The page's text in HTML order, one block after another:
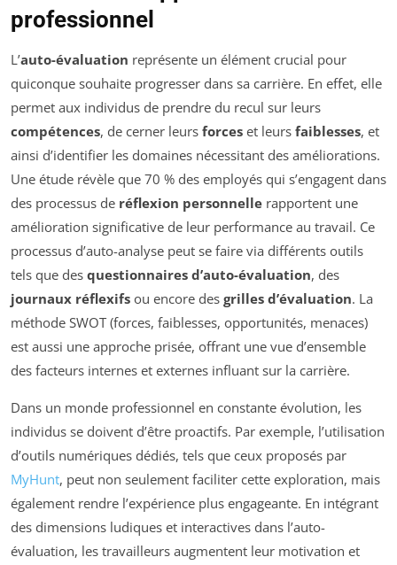
professionnel
L’auto-évaluation représente un élément crucial pour
quiconque souhaite progresser dans sa carrière. En effet, elle
permet aux individus de prendre du recul sur leurs
compétences, de cerner leurs forces et leurs faiblesses, et
ainsi d’identifier les domaines nécessitant des améliorations.
Une étude révèle que 70 % des employés qui s’engagent dans
des processus de réflexion personnelle rapportent une
amélioration significative de leur performance au travail. Ce
processus d’auto-analyse peut se faire via différents outils
tels que des questionnaires d’auto-évaluation, des
journaux réflexifs ou encore des grilles d’évaluation. La
méthode SWOT (forces, faiblesses, opportunités, menaces)
est aussi une approche prisée, offrant une vue d’ensemble
des facteurs internes et externes influant sur la carrière.
Dans un monde professionnel en constante évolution, les
individus se doivent d’être proactifs. Par exemple, l’utilisation
d’outils numériques dédiés, tels que ceux proposés par
MyHunt, peut non seulement faciliter cette exploration, mais
également rendre l’expérience plus engageante. En intégrant
des dimensions ludiques et interactives dans l’auto-
évaluation, les travailleurs augmentent leur motivation et